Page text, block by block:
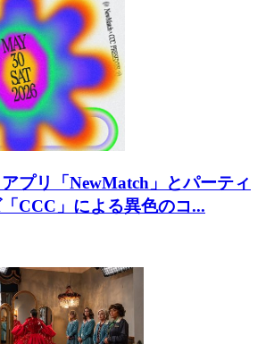
プリ「NewMatch」とパーティ
CCC」による異色のコ...